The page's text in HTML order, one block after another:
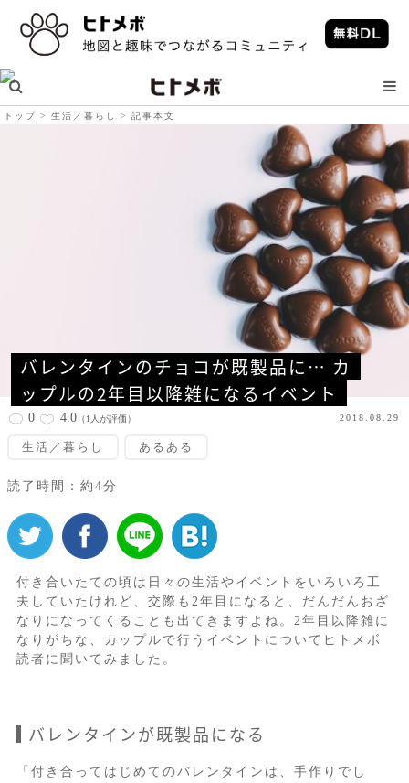
トップ 生活／暮らし 記事本文
バレンタインのチョコが既製品に… カ
ップルの2年目以降雑になるイベント
0 4.0 （1人が評価） 2018.08.29
生活／暮らし あるある
読了時間：約4分
付き合いたての頃は日々の生活やイベントをいろいろ工
夫していたけれど、交際も2年目になると、だんだんおざ
なりになってくることも出てきますよね。2年目以降雑に
なりがちな、カップルで行うイベントについてヒトメボ
読者に聞いてみました。
バレンタインが既製品になる
「付き合ってはじめてのバレンタインは、手作りでし